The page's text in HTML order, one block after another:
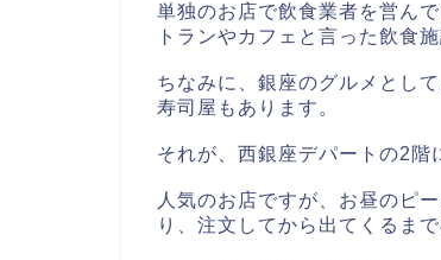
単独のお店で飲食業者を営ん
トランやカフェと言った飲食
ちなみに、銀座のグルメとし
寿司屋もあります。
それが、西銀座デパートの2階
人気のお店ですが、お昼のピ
り、注文してから出てくるま